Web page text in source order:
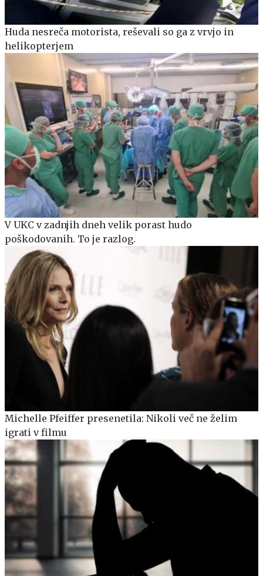
Huda nesreča motorista, reševali so ga z vrvjo in
helikopterjem
V UKC v zadnjih dneh velik porast hudo
poškodovanih. To je razlog.
Michelle Pfeiffer presenetila: Nikoli več ne želim
igrati v filmu